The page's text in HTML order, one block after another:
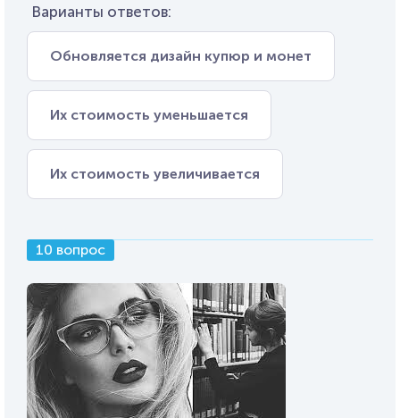
Варианты ответов:
Обновляется дизайн купюр и монет
Их стоимость уменьшается
Их стоимость увеличивается
10 вопрос